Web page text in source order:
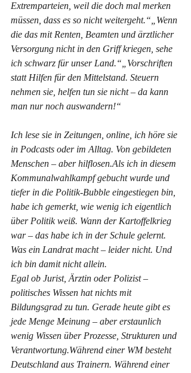
Extremparteien, weil die doch mal merken
müssen, dass es so nicht weitergeht.“„Wenn
die das mit Renten, Beamten und ärztlicher
Versorgung nicht in den Griff kriegen, sehe
ich schwarz für unser Land.“„Vorschriften
statt Hilfen für den Mittelstand. Steuern
nehmen sie, helfen tun sie nicht – da kann
man nur noch auswandern!“
Ich lese sie in Zeitungen, online, ich höre sie
in Podcasts oder im Alltag. Von gebildeten
Menschen – aber hilflosen.Als ich in diesem
Kommunalwahlkampf gebucht wurde und
tiefer in die Politik-Bubble eingestiegen bin,
habe ich gemerkt, wie wenig ich eigentlich
über Politik weiß. Wann der Kartoffelkrieg
war – das habe ich in der Schule gelernt.
Was ein Landrat macht – leider nicht. Und
ich bin damit nicht allein.
Egal ob Jurist, Ärztin oder Polizist –
politisches Wissen hat nichts mit
Bildungsgrad zu tun. Gerade heute gibt es
jede Menge Meinung – aber erstaunlich
wenig Wissen über Prozesse, Strukturen und
Verantwortung.Während einer WM besteht
Deutschland aus Trainern. Während einer